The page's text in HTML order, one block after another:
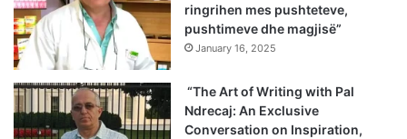
ringrihen mes pushteteve,
pushtimeve dhe magjisë”
January 16, 2025
“The Art of Writing with Pal
Ndrecaj: An Exclusive
Conversation on Inspiration,